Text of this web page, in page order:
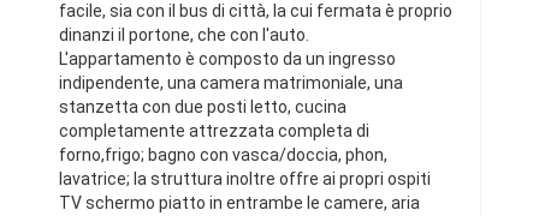
facile, sia con il bus di città, la cui fermata è proprio
dinanzi il portone, che con l'auto.
L'appartamento è composto da un ingresso
indipendente, una camera matrimoniale, una
stanzetta con due posti letto, cucina
completamente attrezzata completa di
forno,frigo; bagno con vasca/doccia, phon,
lavatrice; la struttura inoltre offre ai propri ospiti
TV schermo piatto in entrambe le camere, aria